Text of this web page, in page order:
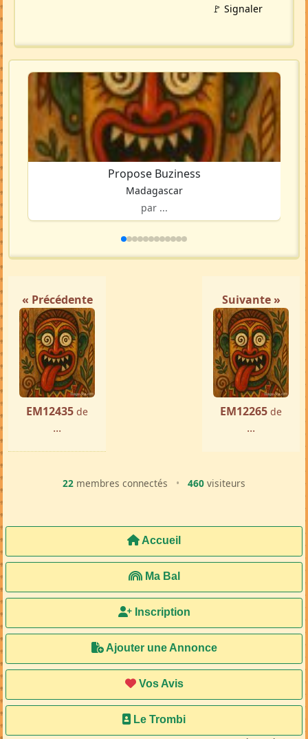
🚩 Signaler
Propose Buziness
Madagascar
par ...
« Précédente
EM12435 de
...
Suivante »
EM12265 de
...
22 membres connectés • 460 visiteurs
Accueil
Ma Bal
Inscription
Ajouter une Annonce
Vos Avis
Le Trombi